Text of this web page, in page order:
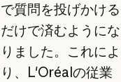
で質問を投げかける
だけで済むようにな
りました。これによ
り、L'Oréalの従業